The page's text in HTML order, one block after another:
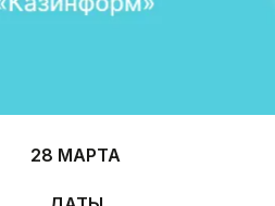
28 МАРТА